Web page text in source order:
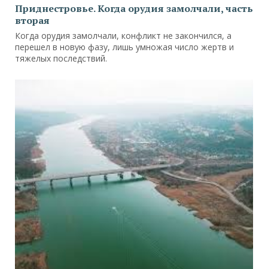
Приднестровье. Когда орудия замолчали, часть
вторая
Когда орудия замолчали, конфликт не закончился, а
перешел в новую фазу, лишь умножая число жертв и
тяжелых последствий.